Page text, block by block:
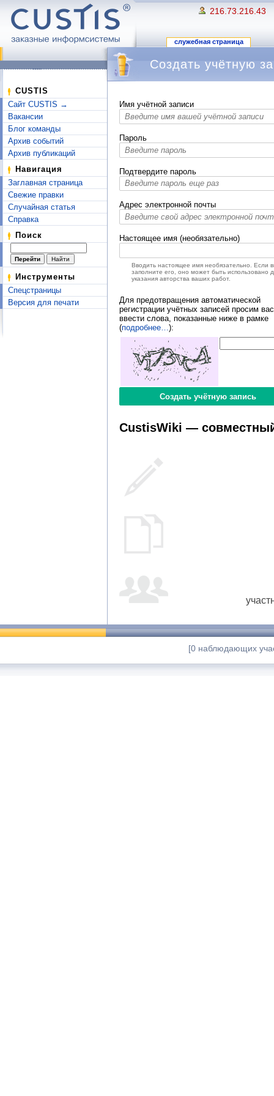
216.73.216.43
служебная страница
CUSTIS
Сайт CUSTIS →
Вакансии
Блог команды
Архив событий
Архив публикаций
Навигация
Заглавная страница
Свежие правки
Случайная статья
Справка
Поиск
Инструменты
Спецстраницы
Версия для печати
Создать учётную
Имя учётной записи
Пароль
Подтвердите пароль
Адрес электронной почты
Настоящее имя (необязательно)
Вводить настоящее имя необязательно. Если
заполните его, оно может быть использовано
указания авторства ваших работ.
Для предотвращения автоматической
регистрации учётных записей просим вас
ввести слова, показанные ниже в рамке
(подробнее… ):
CustisWiki —
[0 наблюдающих